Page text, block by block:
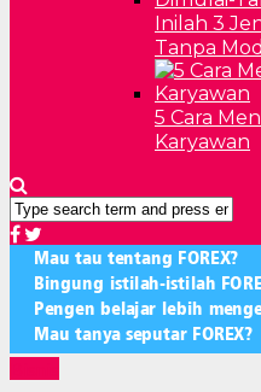
Inilah 3
Tanpa
5 Cara
Karyawan